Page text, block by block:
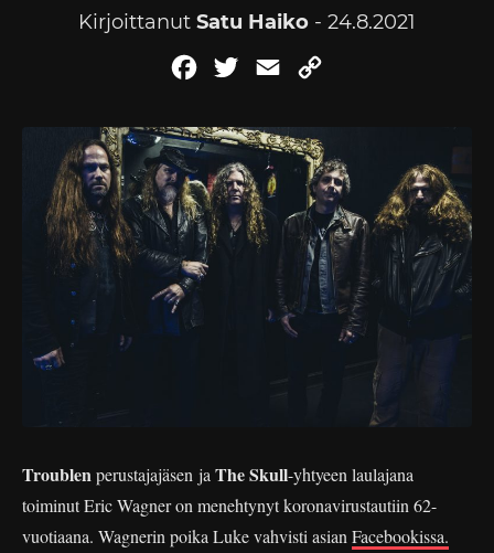
Kirjoittanut Satu Haiko - 24.8.2021
FacebookTwitterEmail
Troublenperustajajäsen ja The Skull-yhtyeen laulajana
toiminut Eric Wagner on menehtynyt koronavirustautiin 62-
vuotiaana. Wagnerin poika Luke vahvisti asian Facebookissa.